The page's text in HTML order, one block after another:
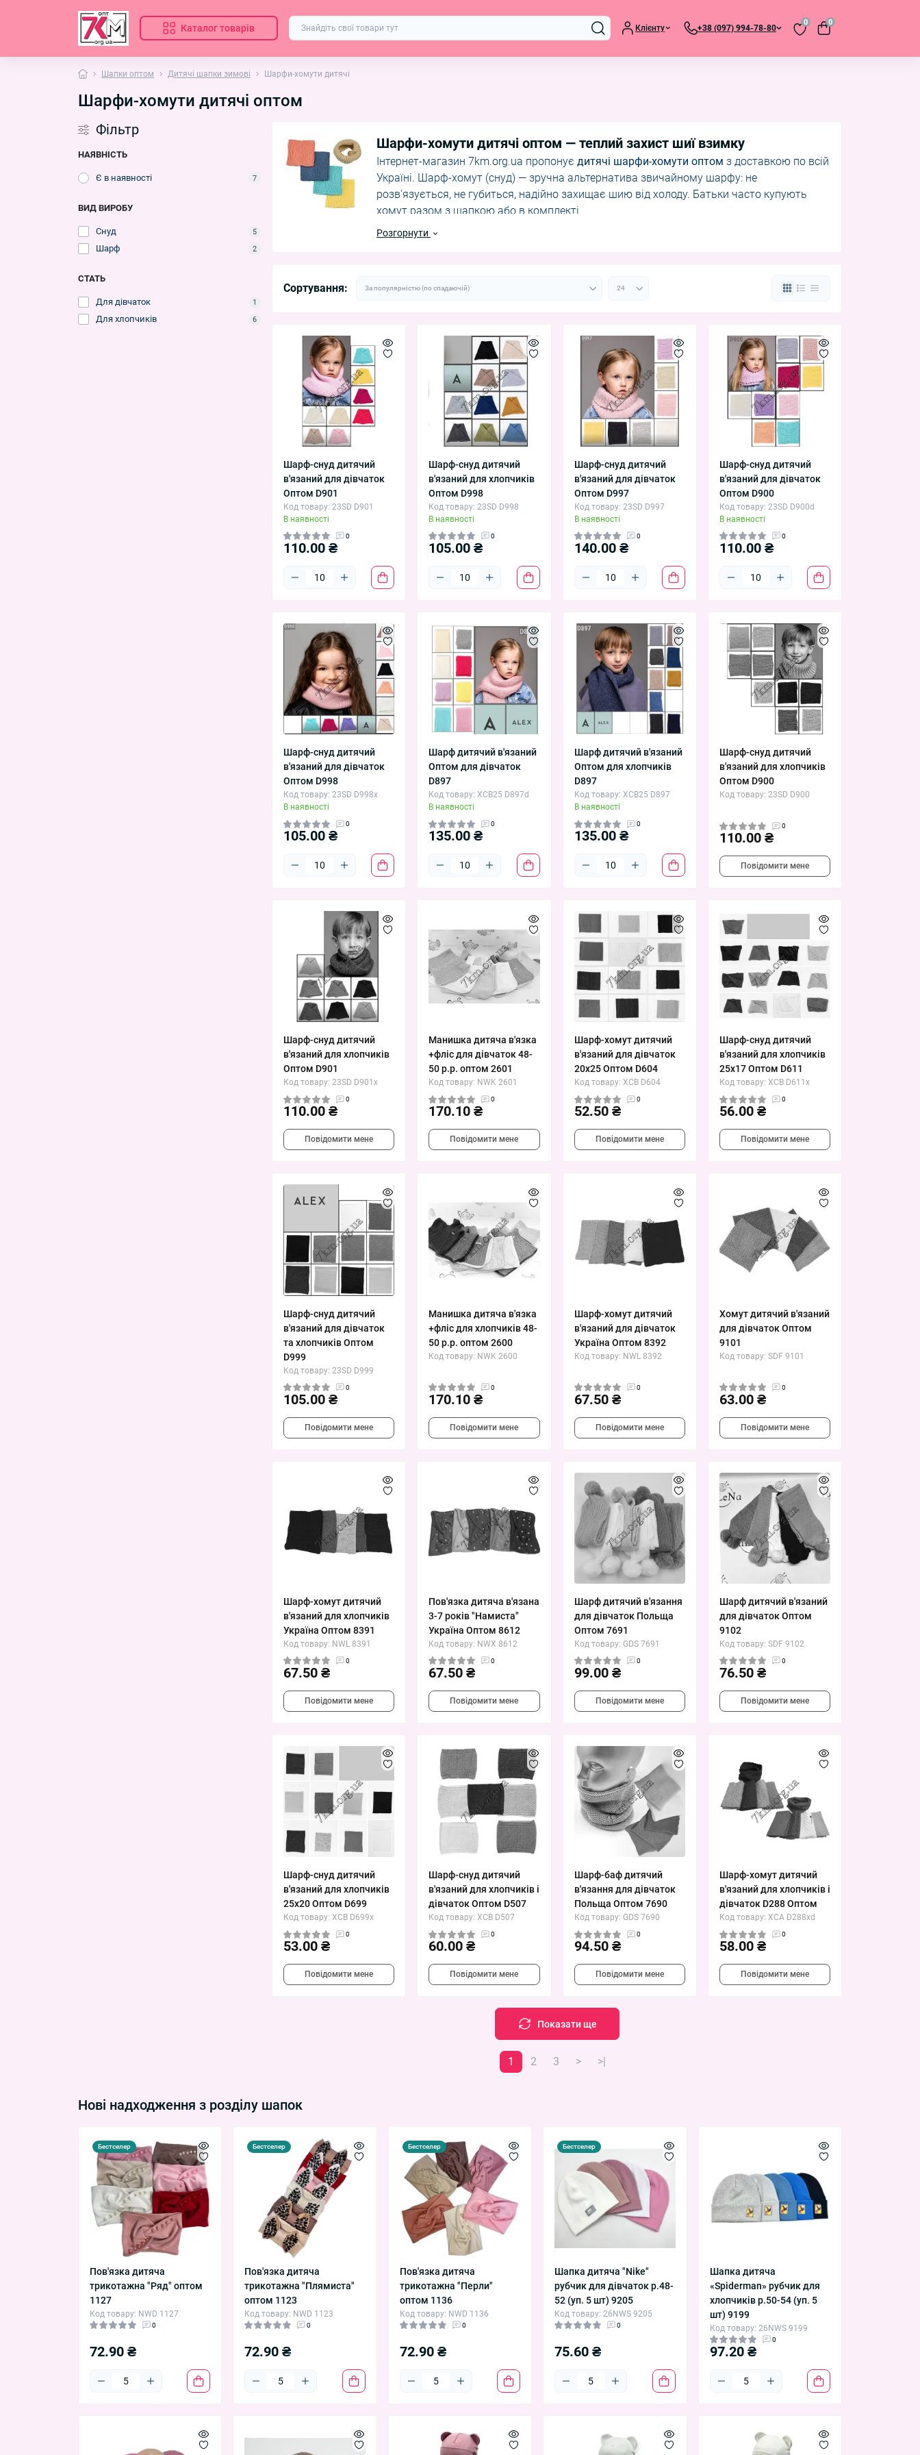
Каталог товарів Клієнту +38 (097) 994-78-80
0 0
Шапки оптом Дитячі шапки зимові Шарфи-хомути дитячі
Шарфи-хомути дитячі оптом
Фільтр
НАЯВНІСТЬ
Є в наявності 7
ВИД ВИРОБУ
Снуд 5
Шарф 2
СТАТЬ
Для дівчаток 1
Для хлопчиків 6
Шарфи-хомути дитячі оптом — теплий захист шиї взимку
Інтернет-магазин 7km.org.ua пропонує дитячі шарфи-хомути оптом з доставкою по всій
Україні. Шарф-хомут (снуд) — зручна альтернатива звичайному шарфу: не
розв'язується, не губиться, надійно захищає шию від холоду. Батьки часто купують
хомут разом з шапкою або в комплекті.
В асортименті:
Також дивіться: набори шапка+хомут демісезонні комплекти шапка+шарф зимові.
Повернутися до
дитячих зимових шапок
Умови замовлення
Мінімальне замовлення — від 1 упаковки (5 одиниць). Завозити у серпні–вересні.
Доставка: Нова Пошта, Укрпошта, Meest. Самовивіз — Промтоварний ринок 7км, м.
Одеса, вул. Базова, 17.
Розгорнути
Сортування:
Шарф-снуд дитячий
в'язаний для дівчаток
Оптом D901
Код товару: 23SD D901
В наявності
0
110.00 ₴
Шарф-снуд дитячий
в'язаний для хлопчиків
Оптом D998
Код товару: 23SD D998
В наявності
0
105.00 ₴
Шарф-снуд дитячий
в'язаний для дівчаток
Оптом D997
Код товару: 23SD D997
В наявності
0
140.00 ₴
Шарф-снуд дитячий
в'язаний для дівчаток
Оптом D900
Код товару: 23SD D900d
В наявності
0
110.00 ₴
Шарф-снуд дитячий
в'язаний для дівчаток
Оптом D998
Код товару: 23SD D998x
В наявності
0
105.00 ₴
Шарф дитячий в'язаний
Оптом для дівчаток
D897
Код товару: XCB25 D897d
В наявності
0
135.00 ₴
Шарф дитячий в'язаний
Оптом для хлопчиків
D897
Код товару: XCB25 D897
В наявності
0
135.00 ₴
Шарф-снуд дитячий
в'язаний для хлопчиків
Оптом D900
Код товару: 23SD D900
0
110.00 ₴
Повідомити мене
Шарф-снуд дитячий
в'язаний для хлопчиків
Оптом D901
Код товару: 23SD D901x
0
110.00 ₴
Повідомити мене
Манишка дитяча в'язка
+фліс для дівчаток 48-
50 р.р. оптом 2601
Код товару: NWK 2601
0
170.10 ₴
Повідомити мене
Шарф-хомут дитячий
в'язаний для дівчаток
20х25 Оптом D604
Код товару: XCB D604
0
52.50 ₴
Повідомити мене
Шарф-снуд дитячий
в'язаний для хлопчиків
25х17 Оптом D611
Код товару: XCB D611x
0
56.00 ₴
Повідомити мене
Шарф-снуд дитячий
в'язаний для дівчаток
та хлопчиків Оптом
D999
Код товару: 23SD D999
0
105.00 ₴
Повідомити мене
Манишка дитяча в'язка
+фліс для хлопчиків 48-
50 р.р. оптом 2600
Код товару: NWK 2600
0
170.10 ₴
Повідомити мене
Шарф-хомут дитячий
в'язаний для дівчаток
Україна Оптом 8392
Код товару: NWL 8392
0
67.50 ₴
Повідомити мене
Хомут дитячий в'язаний
для дівчаток Оптом
9101
Код товару: SDF 9101
0
63.00 ₴
Повідомити мене
Шарф-хомут дитячий
в'язаний для хлопчиків
Україна Оптом 8391
Код товару: NWL 8391
0
67.50 ₴
Повідомити мене
Пов'язка дитяча в'язана
3-7 років "Намиста"
Україна Оптом 8612
Код товару: NWX 8612
0
67.50 ₴
Повідомити мене
Шарф дитячий в'язання
для дівчаток Польща
Оптом 7691
Код товару: GDS 7691
0
99.00 ₴
Повідомити мене
Шарф дитячий в'язаний
для дівчаток Оптом
9102
Код товару: SDF 9102
0
76.50 ₴
Повідомити мене
Шарф-снуд дитячий
в'язаний для хлопчиків
25х20 Оптом D699
Код товару: XCB D699x
0
53.00 ₴
Повідомити мене
Шарф-снуд дитячий
в'язаний для хлопчиків і
дівчаток Оптом D507
Код товару: XCB D507
0
60.00 ₴
Повідомити мене
Шарф-баф дитячий
в'язання для дівчаток
Польща Оптом 7690
Код товару: GDS 7690
0
94.50 ₴
Повідомити мене
Шарф-хомут дитячий
в'язаний для хлопчиків і
дівчаток D288 Оптом
Код товару: XCA D288хd
0
58.00 ₴
Повідомити мене
Показати ще
1 2 3 > >|
Нові надходження з розділу шапок
Бестселер
Пов'язка дитяча
трикотажна "Ряд" оптом
1127
Код товару: NWD 1127
0
72.90 ₴
Бестселер
Пов'язка дитяча
трикотажна "Плямиста"
оптом 1123
Код товару: NWD 1123
0
72.90 ₴
Бестселер
Пов'язка дитяча
трикотажна "Перли"
оптом 1136
Код товару: NWD 1136
0
72.90 ₴
Бестселер
Шапка дитяча "Nike"
рубчик для дівчаток р.48-
52 (уп. 5 шт) 9205
Код товару: 26NWS 9205
0
75.60 ₴
Шапка дитяча
«Spiderman» рубчик для
хлопчиків р.50-54 (уп. 5
шт) 9199
Код товару: 26NWS 9199
0
97.20 ₴